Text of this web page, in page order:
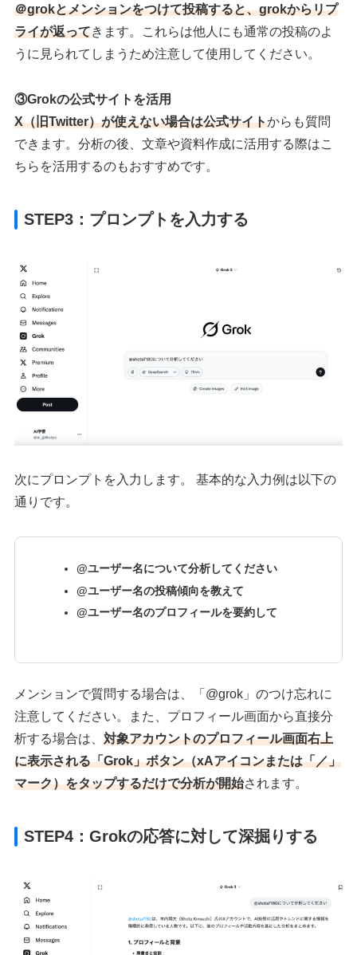
＠grokとメンションをつけて投稿すると、grokからリプ
ライが返ってきます。これらは他人にも通常の投稿のよ
うに見られてしまうため注意して使用してください。
③Grokの公式サイトを活用
X（旧Twitter）が使えない場合は公式サイトからも質問
できます。分析の後、文章や資料作成に活用する際はこ
ちらを活用するのもおすすめです。
STEP3：プロンプトを入力する
次にプロンプトを入力します。 基本的な入力例は以下の
通りです。
@ユーザー名について分析してください
@ユーザー名の投稿傾向を教えて
@ユーザー名のプロフィールを要約して
メンションで質問する場合は、「@grok」のつけ忘れに
注意してください。また、プロフィール画面から直接分
析する場合は、対象アカウントのプロフィール画面右上
に表示される「Grok」ボタン（xAアイコンまたは「／」
マーク）をタップするだけで分析が開始されます。
STEP4：Grokの応答に対して深掘りする